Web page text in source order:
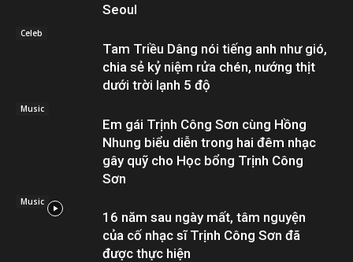
Seoul
Celeb
Tam Triều Dâng nói tiếng anh như gió,
chia sẻ kỷ niệm rửa chén, nướng thịt
dưới trời lạnh 5 độ
Music
Em gái Trịnh Công Sơn cùng Hồng
Nhung biểu diễn trong hai đêm nhạc
gây quỹ cho Học bổng Trịnh Công
Sơn
Music
16 năm sau ngày mất, tâm nguyện
của cố nhạc sĩ Trịnh Công Sơn đã
được thực hiện